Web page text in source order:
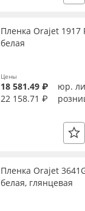
Пленка Orajet 1917
белая
Цены
18 581.49 ₽
юр.
22 158.71 ₽
Пленка Orajet
белая, глянцевая